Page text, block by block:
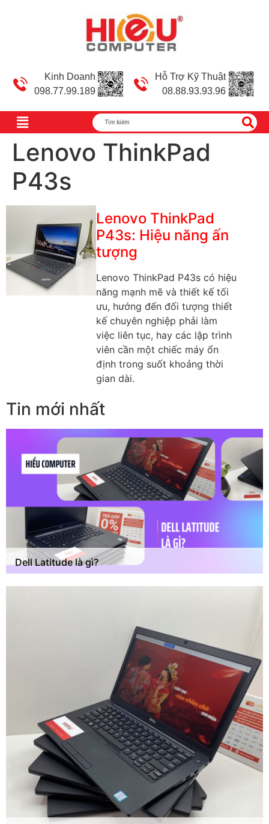
Kinh Doanh
098.77.99.189
Hỗ Trợ Kỹ Thuật
08.88.93.93.96
Lenovo ThinkPad
P43s
Lenovo ThinkPad
P43s: Hiệu năng ấn
tượng
Lenovo ThinkPad P43s có hiệu
năng mạnh mẽ và thiết kế tối
ưu, hướng đến đối tượng thiết
kế chuyên nghiệp phải làm
việc liên tục, hay các lập trình
viên cần một chiếc máy ổn
định trong suốt khoảng thời
gian dài.
Tin mới nhất
Dell Latitude là gì?